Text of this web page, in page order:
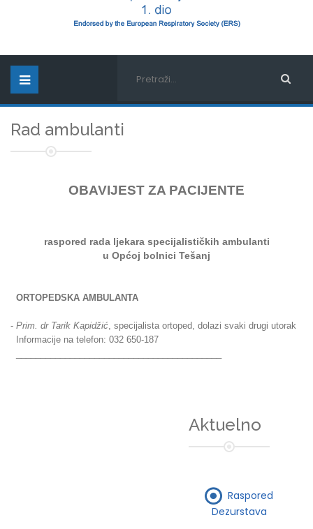
Rad ambulanti
OBAVIJEST ZA PACIJENTE
raspored rada ljekara specijalističkih ambulanti
u Općoj bolnici Tešanj
ORTOPEDSKA AMBULANTA
- Prim. dr Tarik Kapidžić, specijalista ortoped, dolazi svaki drugi utorak
Informacije na telefon: 032 650-187
Aktuelno
Raspored
Dezurstava